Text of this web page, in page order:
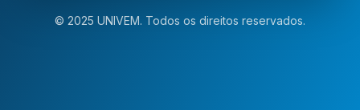
© 2025 UNIVEM. Todos os direitos reservados.